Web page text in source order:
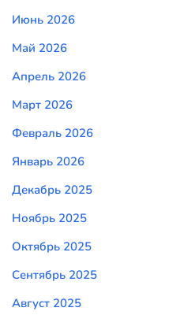
Июнь 2026
Май 2026
Апрель 2026
Март 2026
Февраль 2026
Январь 2026
Декабрь 2025
Ноябрь 2025
Октябрь 2025
Сентябрь 2025
Август 2025